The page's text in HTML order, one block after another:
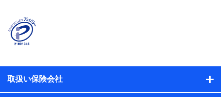
名、住所、生年月日、性別、保険契約者と被保険者の関
係、保険加入の目的、保険商品の内容、保険料、保険料
のお支払方法、車のメーカーや走行距離などの情報、建
ル内容や送信履歴の情報及び保険の更改案内等を提供し
取扱い保険会社